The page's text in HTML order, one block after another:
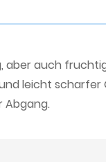
aber auch
leicht scharfer
Abgang.